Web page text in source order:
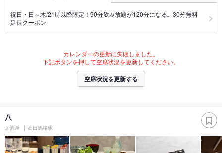
祝日・日～木/21時以降限定！90分飲み放題が120分になる。30分無料
延長クーポン
カレンダーの更新に失敗しました。
下記ボタンを押して空席状況を更新してください。
空席状況を更新する
八
居酒屋 高田馬場駅